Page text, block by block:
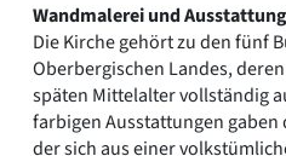
Wandmalerei und Ausstattung
Die Kirche gehört zu den fünf
Oberbergischen Landes,
späten Mittelalter vollständig
farbigen Ausstattungen
der sich aus einer